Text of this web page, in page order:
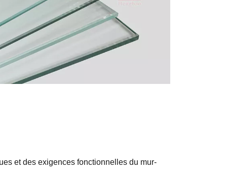
et des exigences fonctionnelles du mur-